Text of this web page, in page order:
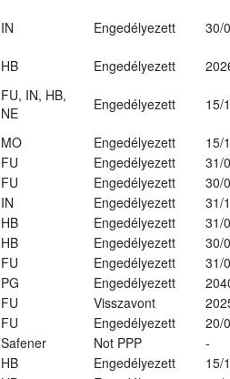
IN Engedélyezett 30/
HB Engedélyezett
FU, IN, HB,
NE
Engedélyezett 15/
MO Engedélyezett
15/
FU Engedélyezett
31/
FU Engedélyezett
30/
IN Engedélyezett
31/
HB Engedélyezett
31/
HB Engedélyezett
30/
FU Engedélyezett
31/
PG Engedélyezett
FU Visszavont
FU Engedélyezett
20/
Safener Not PPP
-
HB Engedélyezett
15/